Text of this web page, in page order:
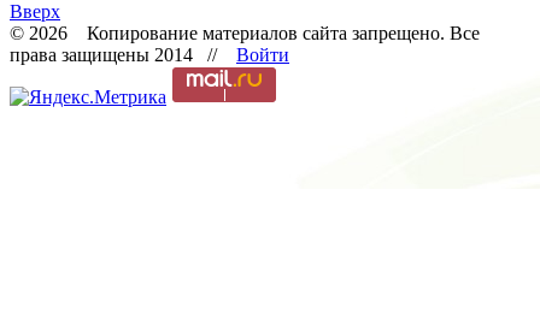
Вверх
© 2026 Копирование материалов сайта запрещено. Все
права защищены 2014 // Войти